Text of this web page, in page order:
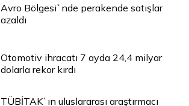
Avro Bölgesi`nde perakende satışlar
azaldı
Otomotiv ihracatı 7 ayda 24,4 milyar
dolarla rekor kırdı
TÜBİTAK`ın uluslararası araştırmacı